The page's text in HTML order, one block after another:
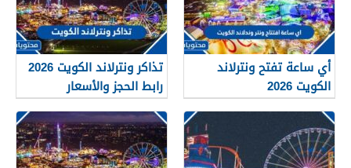
أي ساعة تفتح ونترلاند
الكويت 2026
تذاكر ونترلاند الكويت 2026
رابط الحجز والأسعار